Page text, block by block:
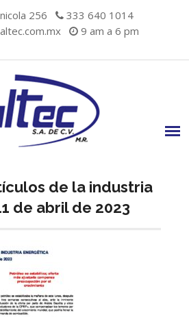
256
333 640 1014
9 am a 6 pm
de la industria
de abril de 2023